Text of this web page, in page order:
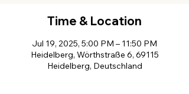
Time & Location
Jul 19, 2025, 5:00 PM – 11:50 PM
Heidelberg, Wörthstraße 6, 69115
Heidelberg, Deutschland